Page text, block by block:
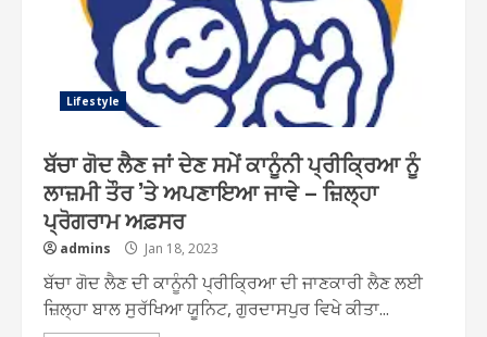
Lifestyle
ਬੱਚਾ ਗੋਦ ਲੈਣ ਜਾਂ ਦੇਣ ਸਮੇਂ ਕਾਨੂੰਨੀ ਪ੍ਰੀਕ੍ਰਿਆ ਨੂੰ
ਲਾਜ਼ਮੀ ਤੌਰ ’ਤੇ ਅਪਣਾਇਆ ਜਾਵੇ – ਜ਼ਿਲ੍ਹਾ
ਪ੍ਰੋਗਰਾਮ ਅਫ਼ਸਰ
admins Jan 18, 2023
ਬੱਚਾ ਗੋਦ ਲੈਣ ਦੀ ਕਾਨੂੰਨੀ ਪ੍ਰੀਕ੍ਰਿਆ ਦੀ ਜਾਣਕਾਰੀ ਲੈਣ ਲਈ
ਜ਼ਿਲ੍ਹਾ ਬਾਲ ਸੁਰੱਖਿਆ ਯੂਨਿਟ, ਗੁਰਦਾਸਪੁਰ ਵਿਖੇ ਕੀਤਾ...